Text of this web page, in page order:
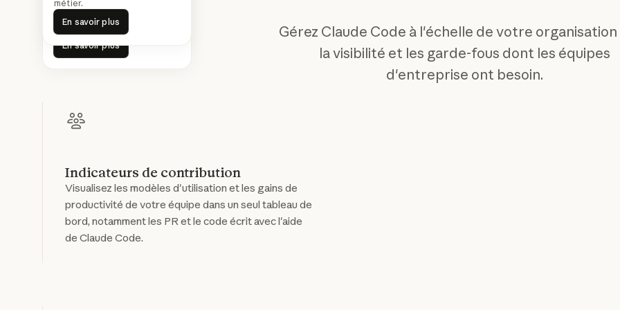
modèles qui se sont fait jour
dans l'ensemble du secteur.
En savoir plus
En savoir plus
métier.
En savoir plus
En savoir plus
Gérez Claude Code à l'échelle de votre organisation
la visibilité et les garde-fous dont les équipes
d'entreprise ont besoin.
Indicateurs de contribution
Visualisez les modèles d'utilisation et les gains de
productivité de votre équipe dans un seul tableau de
bord, notamment les PR et le code écrit avec l'aide
de Claude Code.